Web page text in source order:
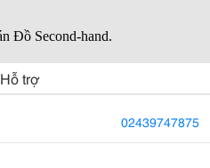
Hỗ trợ
02439747875